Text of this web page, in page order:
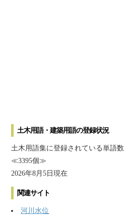
土木用語・建築用語の登録状況
土木用語集に登録されている単語数
≪3395個≫
2026年8月5日現在
関連サイト
河川水位